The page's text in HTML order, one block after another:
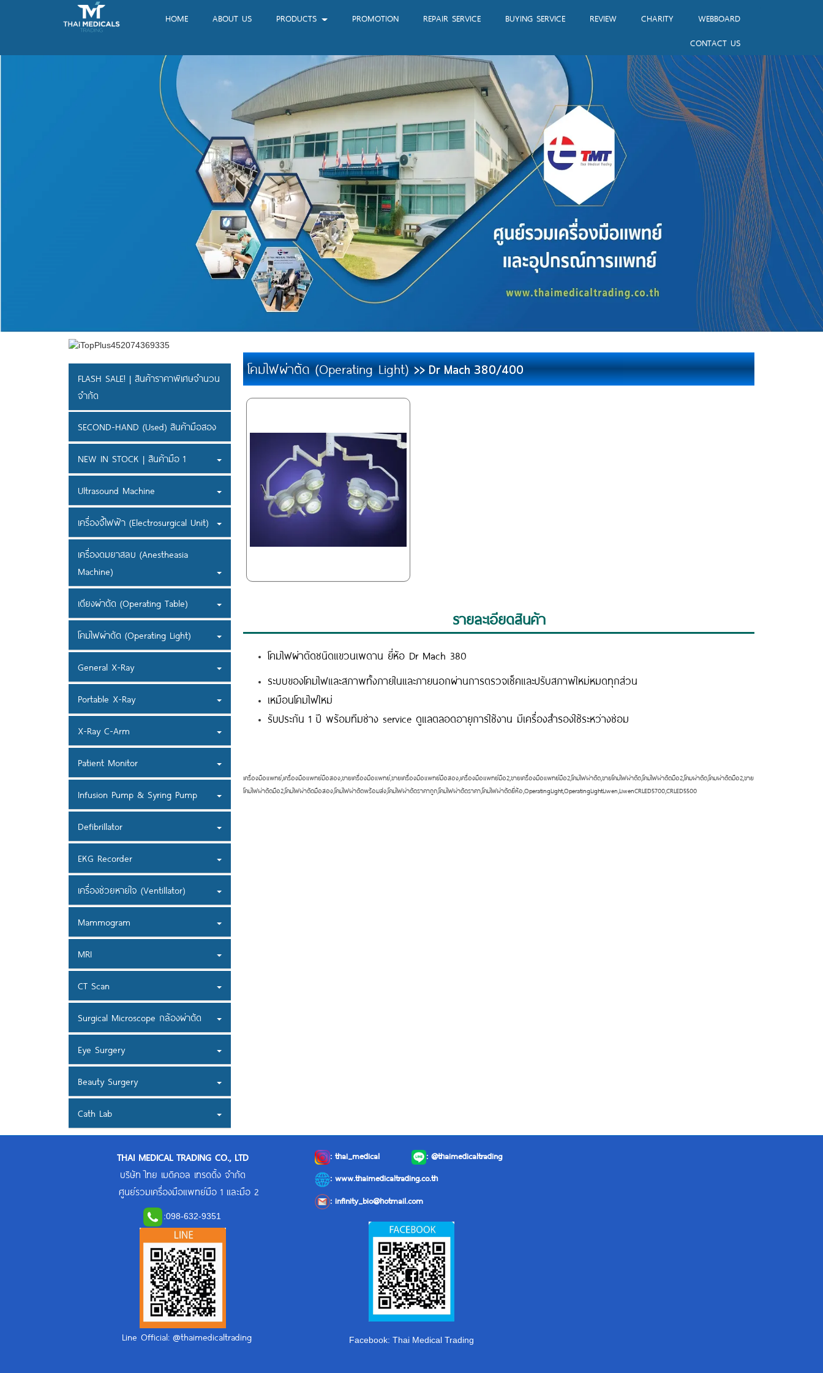
HOME ABOUT US PRODUCTS PROMOTION REPAIR SERVICE BUYING SERVICE REVIEW CHARITY
WEBBOARD
CONTACT US
FLASH SALE! | สินค้าราคาพิเศษจำนวน
จำกัด
SECOND-HAND (Used) สินค้ามือสอง
NEW IN STOCK | สินค้ามือ 1
Ultrasound Machine
เครื่องจี้ไฟฟ้า (Electrosurgical Unit)
เครื่องดมยาสลบ (Anestheasia
Machine)
เตียงผ่าตัด (Operating Table)
โคมไฟผ่าตัด (Operating Light)
General X-Ray
Portable X-Ray
X-Ray C-Arm
Patient Monitor
Infusion Pump & Syring Pump
Defibrillator
EKG Recorder
เครื่องช่วยหายใจ (Ventillator)
Mammogram
MRI
CT Scan
Surgical Microscope กล้องผ่าตัด
Eye Surgery
Beauty Surgery
Cath Lab
โคมไฟผ่าตัด (Operating Light)>> Dr Mach 380/400
รายละเอียดสินค้า
โคมไฟผ่าตัดชนิดแขวนเพดาน ยี่ห้อ Dr Mach 380
ระบบของโคมไฟและสภาพทั้งภายในและภายนอกผ่านการตรวจเช็คและปรับสภาพใหม่หมดทุกส่วน
เหมือนโคมไฟใหม่
รับประกัน 1 ปี พร้อมทีมช่าง service ดูแลตลอดอายุการใช้งาน มีเครื่องสำรองใช้ระหว่างซ่อม
เครื่องมือแพทย์,เครื่องมือแพทย์มือสอง,ขายเครื่องมือแพทย์,ขายเครื่องมือแพทย์มือสอง,เครื่องมือแพทย์มือ2,ขายเครื่องมือแพทย์มือ2,โคมไฟผ่าตัด,ขายโคมไฟผ่าตัด,โคมไฟผ่าตัดมือ2,โคมผ่าตัด,โคมผ่าตัดมือ2,ขาย
โคมไฟผ่าตัดมือ2,โคมไฟผ่าตัดมือสอง,โคมไฟผ่าตัดพร้อมส่ง,โคมไฟผ่าตัดราคาถูก,โคมไฟผ่าตัดราคา,โคมไฟผ่าตัดยี่ห้อ,OperatingLight,OperatingLightLiwen,LiwenCRLED5700,CRLED5500
THAI MEDICAL TRADING CO., LTD
บริษัท ไทย เมดิคอล เทรดดิ้ง จำกัด
ศูนย์รวมเครื่องมือแพทย์มือ 1 และมือ 2
:098-632-9351
Line Official: @thaimedicaltrading
: thai_medical :@thaimedicaltrading
: www.thaimedicaltrading.co.th
: infinity_bio@hotmail.com
Facebook: Thai Medical Trading